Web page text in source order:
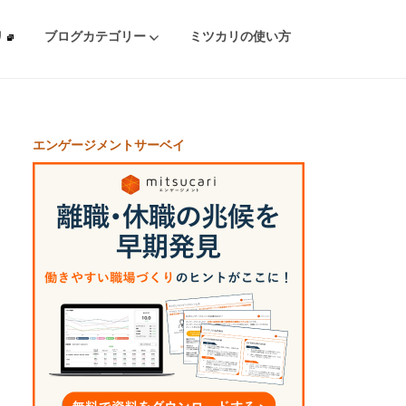
ブログカテゴリー ミツカリの使い方
エンゲージメントサーベイ